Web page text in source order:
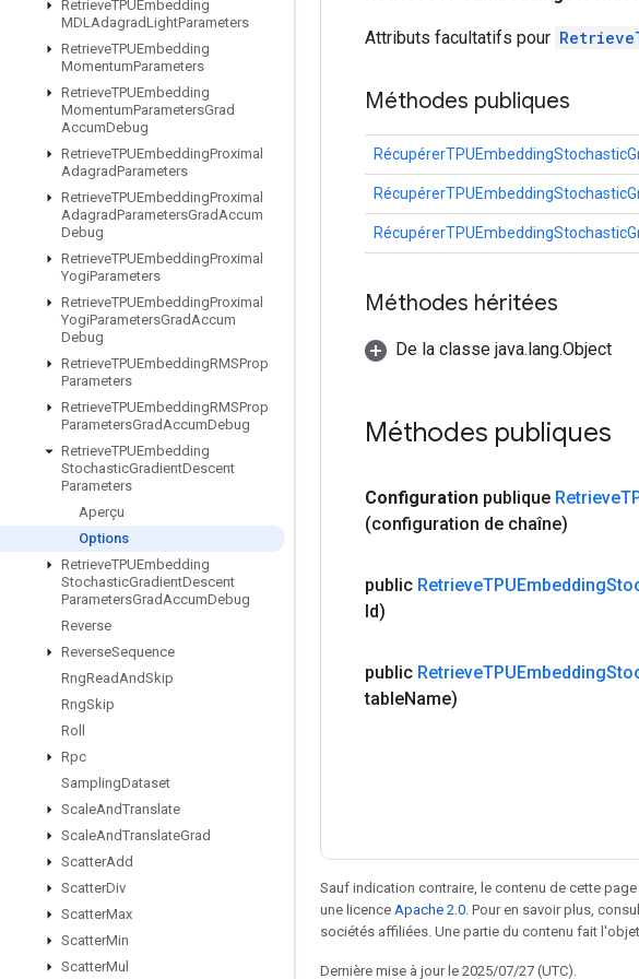
RetrieveTPUEmbedding
MDLAdagradLightParameters
RetrieveTPUEmbedding
MomentumParameters
RetrieveTPUEmbedding
MomentumParametersGrad
AccumDebug
RetrieveTPUEmbeddingProximal
AdagradParameters
RetrieveTPUEmbeddingProximal
AdagradParametersGradAccum
Debug
RetrieveTPUEmbeddingProximal
YogiParameters
RetrieveTPUEmbeddingProximal
YogiParametersGradAccum
Debug
RetrieveTPUEmbeddingRMSProp
Parameters
RetrieveTPUEmbeddingRMSProp
ParametersGradAccumDebug
RetrieveTPUEmbedding
StochasticGradientDescent
Parameters
Aperçu
Options
RetrieveTPUEmbedding
StochasticGradientDescent
ParametersGradAccumDebug
Reverse
ReverseSequence
RngReadAndSkip
RngSkip
Roll
Rpc
SamplingDataset
ScaleAndTranslate
ScaleAndTranslateGrad
ScatterAdd
ScatterDiv
ScatterMax
ScatterMin
ScatterMul
Attributs facultatifs pour
Méthodes publiques
Méthodes héritées
De la classe java.lang.Object
Méthodes publiques
Configuration publique Retrieve
(configuration de chaîne)
public RetrieveTPUEmbedding
Id)
public RetrieveTPUEmbedding
tableName)
Sauf indication contraire, le contenu de cette
une licence Apache 2.0 . Pour en savoir plus,
sociétés affiliées. Une partie du contenu fait
Dernière mise à jour le 2025/07/27 (UTC).